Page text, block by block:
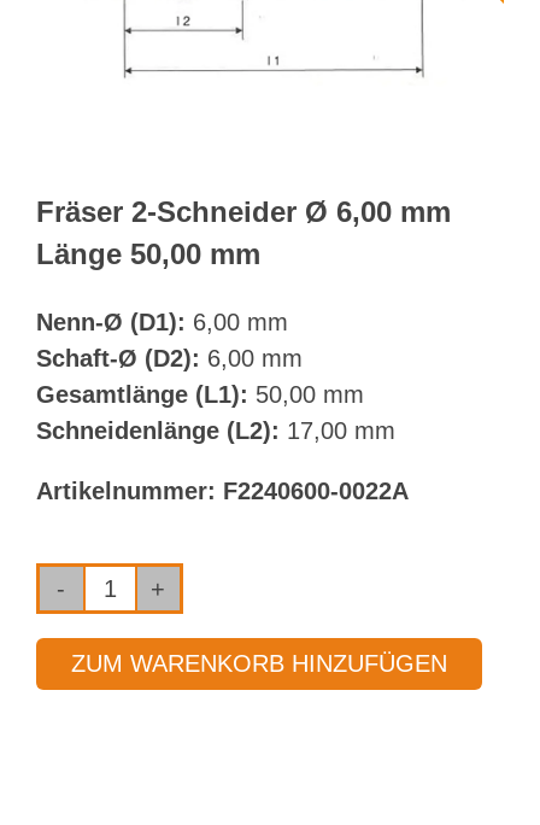
Webshop
Suche
Fräser 2-Schneider Ø 6,00 mm
Länge 50,00 mm
Nenn-Ø (D1): 6,00 mm
Schaft-Ø (D2): 6,00 mm
Gesamtlänge (L1): 50,00 mm
Schneidenlänge (L2): 17,00 mm
Artikelnummer: F2240600-0022A
Fräser
2-
Schneider
ZUM WARENKORB HINZUFÜGEN